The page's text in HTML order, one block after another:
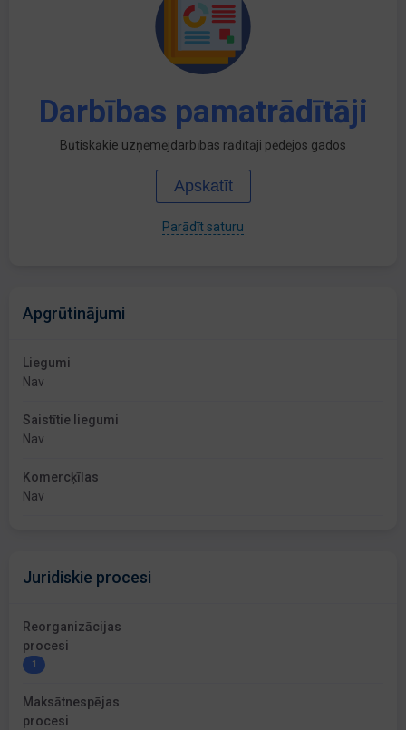
Darbības pamatrādītāji
Būtiskākie uzņēmējdarbības rādītāji pēdējos gados
Apskatīt
Parādīt saturu
Apgrūtinājumi
Liegumi
Nav
Saistītie liegumi
Nav
Komercķīlas
Nav
Juridiskie procesi
Reorganizācijas
procesi
1
Maksātnespējas
procesi